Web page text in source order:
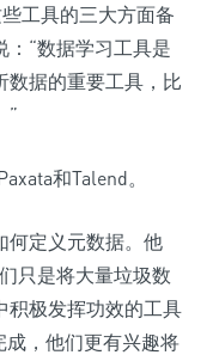
工具的三大方面备
：“数据学习工具是
数据的重要工具，比
”
和Talend。
何定义元数据。他
只是将大量垃圾数
积极发挥功效的工具
，他们更有兴趣将